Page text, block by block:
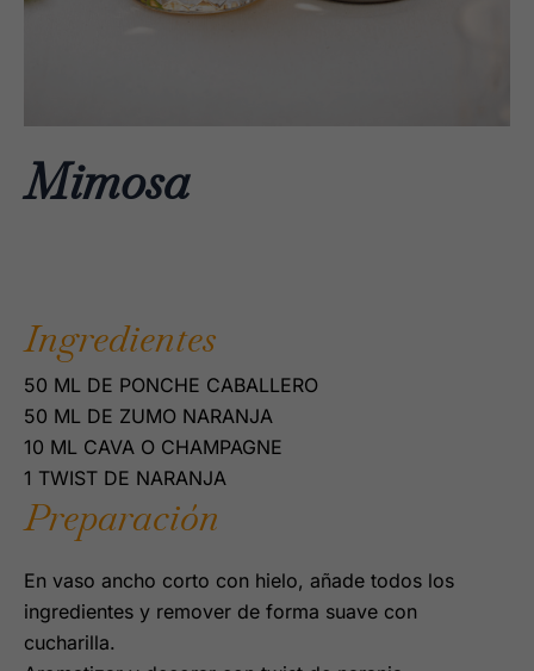
Mimosa
Ingredientes
50 ML DE PONCHE CABALLERO
50 ML DE ZUMO NARANJA
10 ML CAVA O CHAMPAGNE
1 TWIST DE NARANJA
Preparación
En vaso ancho corto con hielo, añade todos los
ingredientes y remover de forma suave con
cucharilla.